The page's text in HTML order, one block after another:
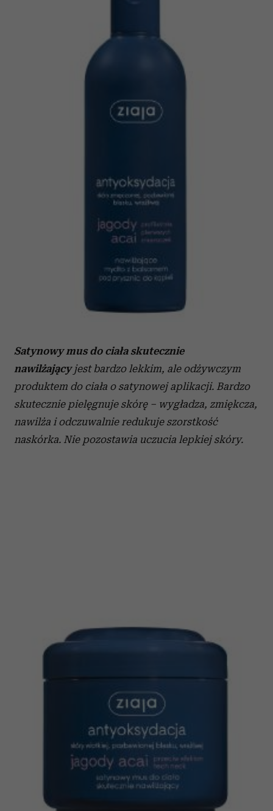
Satynowy mus do ciała skutecznie
nawilżającyjest bardzo lekkim, ale odżywczym
produktem do ciała o satynowej aplikacji. Bardzo
skutecznie pielęgnuje skórę – wygładza, zmiękcza,
nawilża i odczuwalnie redukuje szorstkość
naskórka. Nie pozostawia uczucia lepkiej skóry.